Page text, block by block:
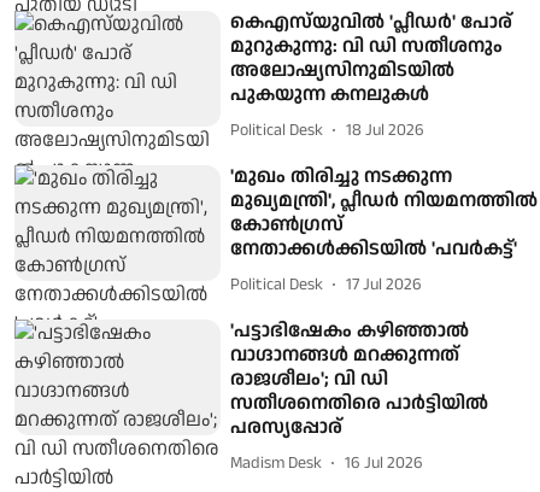
കെഎസ്‍യുവിൽ 'പ്ലീഡർ' പോര്
മുറുകുന്നു: വി ഡി സതീശനും
അലോഷ്യസിനുമിടയിൽ
പുകയുന്ന കനലുകൾ
Political Desk 18 Jul 2026
'മുഖം തിരിച്ചു നടക്കുന്ന
മുഖ്യമന്ത്രി', പ്ലീഡര്‍ നിയമനത്തില്‍
കോണ്‍ഗ്രസ്
നേതാക്കൾക്കിടയില്‍ 'പവര്‍കട്ട്'
Political Desk 17 Jul 2026
'പട്ടാഭിഷേകം കഴിഞ്ഞാൽ
വാഗ്ദാനങ്ങൾ മറക്കുന്നത്
രാജശീലം'; വി ഡി
സതീശനെതിരെ പാർട്ടിയിൽ
പരസ്യപ്പോര്
Madism Desk 16 Jul 2026